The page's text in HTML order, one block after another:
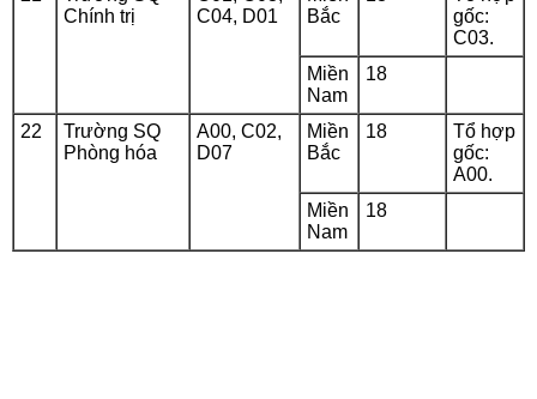
Chính trị
C04, D01
Bắc
gốc:
C03.
Miền
Nam
18
22
Trường SQ
Phòng hóa
A00, C02,
D07
Miền
Bắc
18
Tổ hợp
gốc:
A00.
Miền
Nam
18